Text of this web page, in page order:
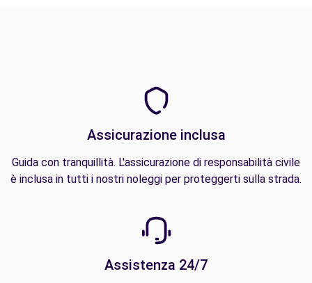
Assicurazione inclusa
Guida con tranquillità. L'assicurazione di responsabilità civile
è inclusa in tutti i nostri noleggi per proteggerti sulla strada.
Assistenza 24/7